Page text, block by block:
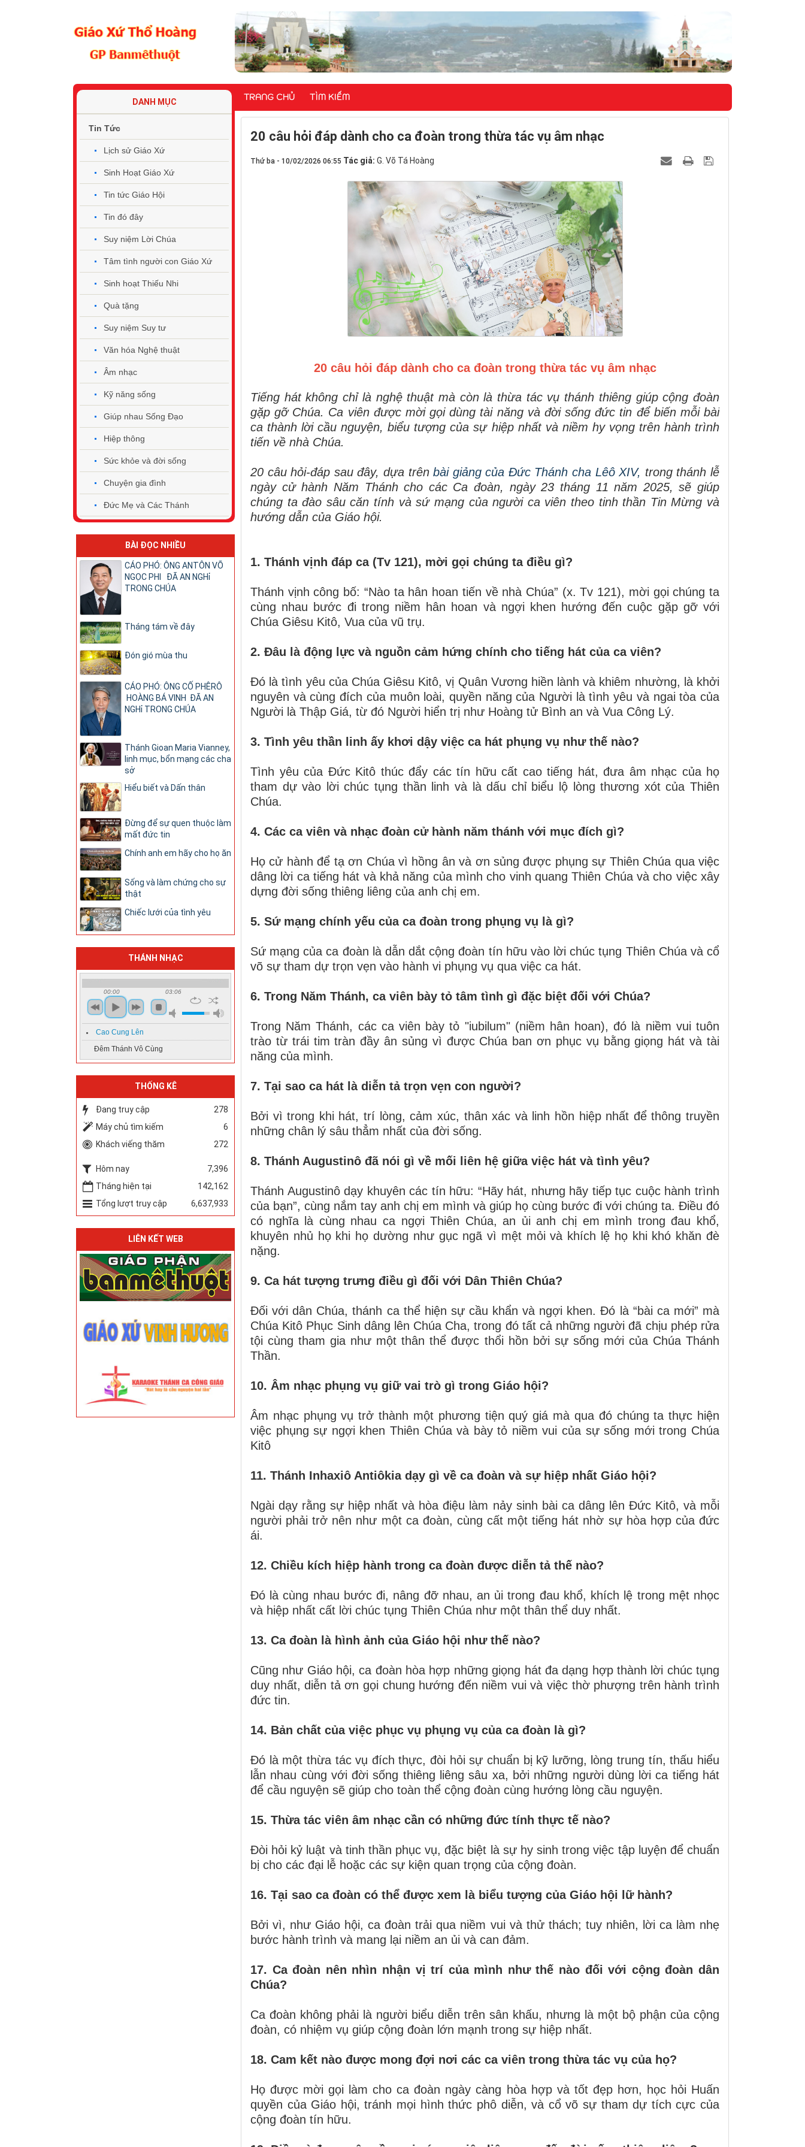
TRANG CHỦ TÌM KIẾM
20 câu hỏi đáp dành cho ca đoàn trong thừa tác vụ âm nhạc
Thứ ba - 10/02/2026 06:55 Tác giả: G. Võ Tá Hoàng
20 câu hỏi đáp dành cho ca đoàn trong thừa tác vụ âm nhạc
Tiếng hát không chỉ là nghệ thuật mà còn là thừa tác vụ thánh thiêng giúp cộng đoàn
gặp gỡ Chúa. Ca viên được mời gọi dùng tài năng và đời sống đức tin để biến mỗi bài
ca thành lời cầu nguyện, biểu tượng của sự hiệp nhất và niềm hy vọng trên hành trình
tiến về nhà Chúa.
20 câu hỏi-đáp sau đây, dựa trênbài giảng của Đức Thánh cha Lêô XIV, trong thánh lễ
ngày cử hành Năm Thánh cho các Ca đoàn, ngày 23 tháng 11 năm 2025, sẽ giúp
chúng ta đào sâu căn tính và sứ mạng của người ca viên theo tinh thần Tin Mừng và
hướng dẫn của Giáo hội.
1. Thánh vịnh đáp ca (Tv 121), mời gọi chúng ta điều gì?
Thánh vịnh công bố: “Nào ta hân hoan tiến về nhà Chúa” (x. Tv 121), mời gọi chúng ta
cùng nhau bước đi trong niềm hân hoan và ngợi khen hướng đến cuộc gặp gỡ với
Chúa Giêsu Kitô, Vua của vũ trụ.
2. Đâu là động lực và nguồn cảm hứng chính cho tiếng hát của ca viên?
Đó là tình yêu của Chúa Giêsu Kitô, vị Quân Vương hiền lành và khiêm nhường, là khởi
nguyên và cùng đích của muôn loài, quyền năng của Người là tình yêu và ngai tòa của
Người là Thập Giá, từ đó Người hiển trị như Hoàng tử Bình an và Vua Công Lý.
3. Tình yêu thần linh ấy khơi dậy việc ca hát phụng vụ như thế nào?
Tình yêu của Đức Kitô thúc đẩy các tín hữu cất cao tiếng hát, đưa âm nhạc của họ
tham dự vào lời chúc tụng thần linh và là dấu chỉ biểu lộ lòng thương xót của Thiên
Chúa.
4. Các ca viên và nhạc đoàn cử hành năm thánh với mục đích gì?
Họ cử hành để tạ ơn Chúa vì hồng ân và ơn sủng được phụng sự Thiên Chúa qua việc
dâng lời ca tiếng hát và khả năng của mình cho vinh quang Thiên Chúa và cho việc xây
dựng đời sống thiêng liêng của anh chị em.
5. Sứ mạng chính yếu của ca đoàn trong phụng vụ là gì?
Sứ mạng của ca đoàn là dẫn dắt cộng đoàn tín hữu vào lời chúc tụng Thiên Chúa và cổ
võ sự tham dự trọn vẹn vào hành vi phụng vụ qua việc ca hát.
6. Trong Năm Thánh, ca viên bày tỏ tâm tình gì đặc biệt đối với Chúa?
Trong Năm Thánh, các ca viên bày tỏ "iubilum" (niềm hân hoan), đó là niềm vui tuôn
trào từ trái tim tràn đầy ân sủng vì được Chúa ban ơn phục vụ bằng giọng hát và tài
năng của mình.
7. Tại sao ca hát là diễn tả trọn vẹn con người?
Bởi vì trong khi hát, trí lòng, cảm xúc, thân xác và linh hồn hiệp nhất để thông truyền
những chân lý sâu thẳm nhất của đời sống.
8. Thánh Augustinô đã nói gì về mối liên hệ giữa việc hát và tình yêu?
Thánh Augustinô dạy khuyên các tín hữu: “Hãy hát, nhưng hãy tiếp tục cuộc hành trình
của bạn”, cùng nắm tay anh chị em mình và giúp họ cùng bước đi với chúng ta. Điều đó
có nghĩa là cùng nhau ca ngợi Thiên Chúa, an ủi anh chị em mình trong đau khổ,
khuyên nhủ họ khi họ dường như gục ngã vì mệt mỏi và khích lệ họ khi khó khăn đè
nặng.
9. Ca hát tượng trưng điều gì đối với Dân Thiên Chúa?
Đối với dân Chúa, thánh ca thể hiện sự cầu khẩn và ngợi khen. Đó là “bài ca mới” mà
Chúa Kitô Phục Sinh dâng lên Chúa Cha, trong đó tất cả những người đã chịu phép rửa
tội cùng tham gia như một thân thể được thổi hồn bởi sự sống mới của Chúa Thánh
Thần.
10. Âm nhạc phụng vụ giữ vai trò gì trong Giáo hội?
Âm nhạc phụng vụ trở thành một phương tiện quý giá mà qua đó chúng ta thực hiện
việc phụng sự ngợi khen Thiên Chúa và bày tỏ niềm vui của sự sống mới trong Chúa
Kitô
11. Thánh Inhaxiô Antiôkia dạy gì về ca đoàn và sự hiệp nhất Giáo hội?
Ngài dạy rằng sự hiệp nhất và hòa điệu làm nảy sinh bài ca dâng lên Đức Kitô, và mỗi
người phải trở nên như một ca đoàn, cùng cất một tiếng hát nhờ sự hòa hợp của đức
ái.
12. Chiều kích hiệp hành trong ca đoàn được diễn tả thế nào?
Đó là cùng nhau bước đi, nâng đỡ nhau, an ủi trong đau khổ, khích lệ trong mệt nhọc
và hiệp nhất cất lời chúc tụng Thiên Chúa như một thân thể duy nhất.
13. Ca đoàn là hình ảnh của Giáo hội như thế nào?
Cũng như Giáo hội, ca đoàn hòa hợp những giọng hát đa dạng hợp thành lời chúc tụng
duy nhất, diễn tả ơn gọi chung hướng đến niềm vui và việc thờ phượng trên hành trình
đức tin.
14. Bản chất của việc phục vụ phụng vụ của ca đoàn là gì?
Đó là một thừa tác vụ đích thực, đòi hỏi sự chuẩn bị kỹ lưỡng, lòng trung tín, thấu hiểu
lẫn nhau cùng với đời sống thiêng liêng sâu xa, bởi những người dùng lời ca tiếng hát
để cầu nguyện sẽ giúp cho toàn thể cộng đoàn cùng hướng lòng cầu nguyện.
15. Thừa tác viên âm nhạc cần có những đức tính thực tế nào?
Đòi hỏi kỷ luật và tinh thần phục vụ, đặc biệt là sự hy sinh trong việc tập luyện để chuẩn
bị cho các đại lễ hoặc các sự kiện quan trọng của cộng đoàn.
16. Tại sao ca đoàn có thể được xem là biểu tượng của Giáo hội lữ hành?
Bởi vì, như Giáo hội, ca đoàn trải qua niềm vui và thử thách; tuy nhiên, lời ca làm nhẹ
bước hành trình và mang lại niềm an ủi và can đảm.
17. Ca đoàn nên nhìn nhận vị trí của mình như thế nào đối với cộng đoàn dân
Chúa?
Ca đoàn không phải là người biểu diễn trên sân khấu, nhưng là một bộ phận của cộng
đoàn, có nhiệm vụ giúp cộng đoàn lớn mạnh trong sự hiệp nhất.
18. Cam kết nào được mong đợi nơi các ca viên trong thừa tác vụ của họ?
Họ được mời gọi làm cho ca đoàn ngày càng hòa hợp và tốt đẹp hơn, học hỏi Huấn
quyền của Giáo hội, tránh mọi hình thức phô diễn, và cổ võ sự tham dự tích cực của
cộng đoàn tín hữu.
DANH MỤC
Tin Tức
Lịch sử Giáo Xứ
Sinh Hoạt Giáo Xứ
Tin tức Giáo Hội
Tin đó đây
Suy niệm Lời Chúa
Tâm tình người con Giáo Xứ
Sinh hoạt Thiếu Nhi
Quà tặng
Suy niệm Suy tư
Văn hóa Nghệ thuật
Âm nhạc
Kỹ năng sống
Giúp nhau Sống Đạo
Hiệp thông
Sức khỏe và đời sống
Chuyện gia đình
Đức Mẹ và Các Thánh
BÀI ĐỌC NHIỀU
CÁO PHÓ: ÔNG ANTÔN VÕ
NGỌC PHI ĐÃ AN NGHỉ
TRONG CHÚA
Tháng tám về đây
Đón gió mùa thu
CÁO PHÓ: ÔNG CỐ PHÊRÔ
HOÀNG BÁ VINH ĐÃ AN
NGHỉ TRONG CHÚA
Thánh Gioan Maria Vianney,
linh mục, bổn mạng các cha
sở
Hiểu biết và Dấn thân
Đừng để sự quen thuộc làm
mất đức tin
Chính anh em hãy cho họ ăn
Sống và làm chứng cho sự
thật
Chiếc lưới của tình yêu
THÁNH NHẠC
00:00 03:06
Cao Cung Lên
Đêm Thánh Vô Cùng
THỐNG KÊ
Đang truy cập
278
Máy chủ tìm kiếm
6
Khách viếng thăm
272
Hôm nay
7,396
Tháng hiện tại
142,162
Tổng lượt truy cập
6,637,933
LIÊN KẾT WEB